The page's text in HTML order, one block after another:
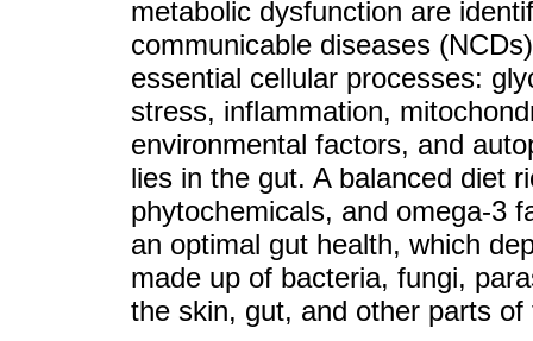
metabolic dysfunction are
communicable diseases
essential cellular processes:
stress, inflammation,
environmental factors, and
lies in the gut. A balanced diet
phytochemicals, and omega-3
an optimal gut health, which
made up of bacteria, fungi,
the skin, gut, and other parts of